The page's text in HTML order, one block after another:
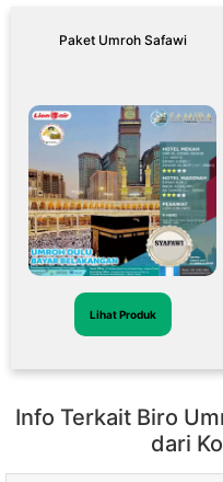
Paket Umroh Safawi
Lihat Produk
Info Terkait Biro
dari